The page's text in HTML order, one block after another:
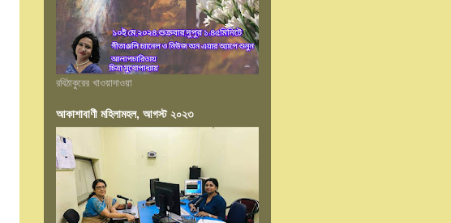
রবিঠাকুরের খাওয়াদাওয়া
আকাশাবাণী মহিলামহল, আগস্ট ২০২৩